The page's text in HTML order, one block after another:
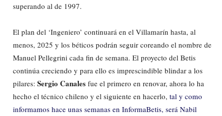
superando al de 1997.
El plan del ‘Ingeniero’ continuará en el Villamarín hasta, al
menos, 2025 y los béticos podrán seguir coreando el nombre de
Manuel Pellegrini cada fin de semana. El proyecto del Betis
continúa creciendo y para ello es imprescindible blindar a los
pilares: Sergio Canales fue el primero en renovar, ahora lo ha
hecho el técnico chileno y el siguiente en hacerlo, tal y como
informamos hace unas semanas en InformaBetis, será Nabil